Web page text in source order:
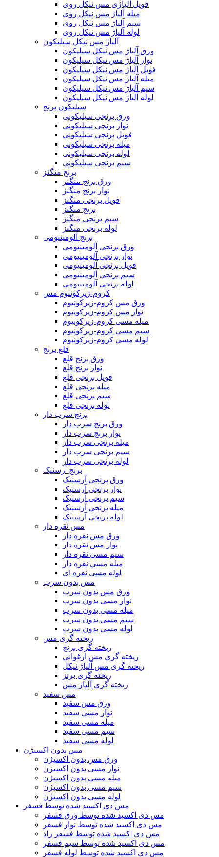
فویل آلیاژی مس نیکل روی
میله آلیاژ مس نیکل روی
سیم آلیاژ مس نیکل روی
لوله آلیاژ مس نیکل روی
آلیاژ مس نیکل سیلیکون
ورق آلیاژ مس نیکل سیلیکون
نوار آلیاژ مس نیکل سیلیکون
فویل آلیاژ مس نیکل سیلیکون
میله آلیاژ مس نیکل سیلیکون
سیم آلیاژ مس نیکل سیلیکون
لوله آلیاژ مس نیکل سیلیکون
سیلیکون برنج
ورق برنجی سیلیکونی
نوار برنجی سیلیکونی
فویل برنجی سیلیکونی
میله برنجی سیلیکونی
لوله برنجی سیلیکونی
سیم برنجی سیلیکونی
برنج منگنز
ورق برنج منگنز
نوار برنج منگنز
فویل برنجی منگنز
برنج منگنز
سیم برنجی منگنز
لوله برنجی منگنز
برنج آلومینیومی
ورق برنجی آلومینیومی
نوار برنجی آلومینیومی
فویل برنجی آلومینیومی
سیم برنجی آلومینیومی
لوله برنجی آلومینیومی
کروم-زیرکونیوم مس
ورق مس کروم-زیرکونیوم
نوار مس کروم-زیرکونیوم
میله مسی کروم-زیرکونیوم
سیم مسی کروم-زیرکونیوم
لوله مسی کروم-زیرکونیوم
قلع برنج
ورق برنج قلع
نوار برنج قلع
فویل برنجی قلع
میله برنجی قلع
سیم برنجی قلع
لوله برنجی قلع
برنج سرب دار
ورق برنج سرب دار
نوار برنج سرب دار
میله برنجی سرب دار
سیم برنجی سرب دار
لوله برنجی سرب دار
برنج آرسنیک
ورق برنجی آرسنیک
نوار برنجی آرسنیک
سیم برنجی آرسنیک
میله برنجی آرسنیک
لوله برنجی آرسنیک
مس نقره دار
ورق مس نقره دار
نوار مس نقره دار
سیم مسی نقره دار
میله مسی نقره دار
لوله مسی نقره ای
مس بدون سرب
ورق مس بدون سرب
نوار مسی بدون سرب
میله مسی بدون سرب
سیم مسی بدون سرب
لوله مسی بدون سرب
ریخته گری مس
ریخته گری برنج
ریخته گری مس ارغوانی
ریخته گری مس آلیاژ نیکل
ریخته گری برنز
ریخته گری آلیاژ مس
مس سفید
ورق مس سفید
نوار مسی سفید
میله مسی سفید
سیم مسی سفید
لوله مسی سفید
مس بدون اکسیژن
ورق مس بدون اکسیژن
نوار مسی بدون اکسیژن
میله مسی بدون اکسیژن
سیم مسی بدون اکسیژن
لوله مسی بدون اکسیژن
مس دی اکسید شده توسط فسفر
مس دی اکسید شده توسط ورق فسفر
مس دی اکسید شده توسط نوار فسفر
مس دی اکسید شده توسط فسفر راد
مس دی اکسید شده توسط سیم فسفر
مس دی اکسید شده توسط لوله فسفر